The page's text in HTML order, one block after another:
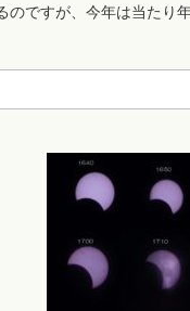
のですが、今年は当たり